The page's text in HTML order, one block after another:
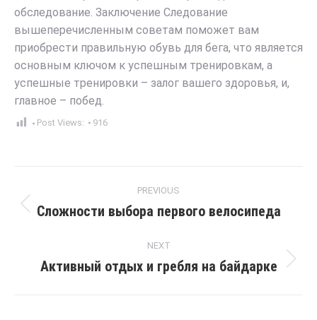
обследование. Заключение Следование
вышеперечисленным советам поможет вам
приобрести правильную обувь для бега, что является
основным ключом к успешным тренировкам, а
успешные тренировки – залог вашего здоровья, и,
главное – побед.
Post Views: 916
navigation
PREVIOUS
Previous
Сложности выбора первого велосипеда
NEXT
Next
Активный отдых и гребля на байдарке